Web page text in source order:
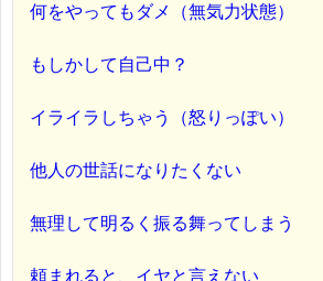
何をやってもダメ（無気力状態）
もしかして自己中？
イライラしちゃう（怒りっぽい）
他人の世話になりたくない
無理して明るく振る舞ってしまう
頼まれると、イヤと言えない